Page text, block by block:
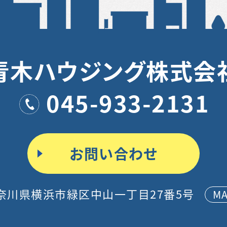
木ハウジング株式会
045-933-2131
お問い合わせ
川県横浜市緑区中山一丁目27番5号